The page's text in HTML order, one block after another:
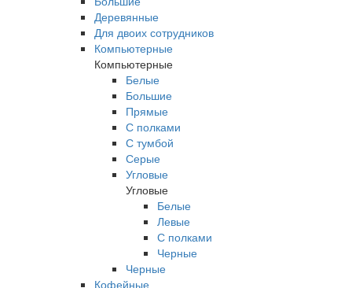
Деревянные
Для двоих сотрудников
Компьютерные
Компьютерные
Белые
Большие
Прямые
С полками
С тумбой
Серые
Угловые
Угловые
Белые
Левые
С полками
Черные
Черные
Кофейные